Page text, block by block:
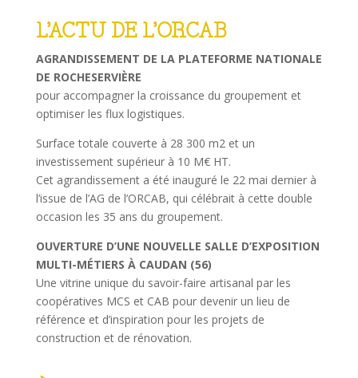
L’ACTU DE L’ORCAB
AGRANDISSEMENT DE LA PLATEFORME NATIONALE
DE ROCHESERVIÈRE
pour accompagner la croissance du groupement et
optimiser les flux logistiques.
Surface totale couverte à 28 300 m2 et un
investissement supérieur à 10 M€ HT.
Cet agrandissement a été inauguré le 22 mai dernier à
l’issue de l’AG de l’ORCAB, qui célébrait à cette double
occasion les 35 ans du groupement.
OUVERTURE D’UNE NOUVELLE SALLE D’EXPOSITION
MULTI-MÉTIERS À CAUDAN (56)
Une vitrine unique du savoir-faire artisanal par les
coopératives MCS et CAB pour devenir un lieu de
référence et d’inspiration pour les projets de
construction et de rénovation.